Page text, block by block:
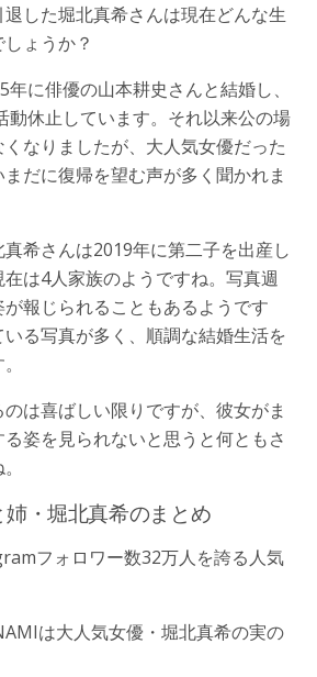
した堀北真希さんは現在どんな生
ょうか？
に俳優の山本耕史さんと結婚し、
動休止しています。それ以来公の場
なりましたが、大人気女優だった
だに復帰を望む声が多く聞かれま
希さんは2019年に第二子を出産し
は4人家族のようですね。写真週
報じられることもあるようです
る写真が多く、順調な結婚生活を
は喜ばしい限りですが、彼女がま
姿を見られないと思うと何ともさ
姉・堀北真希のまとめ
フォロワー数32万人を誇る人気
は大人気女優・堀北真希の実の